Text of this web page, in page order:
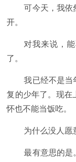
可今天，我依
开。
对我来说，
了。
我已经不是当
复的少年了。现在
怀也不能当饭吃。
为什么没人愿
最有意思的是